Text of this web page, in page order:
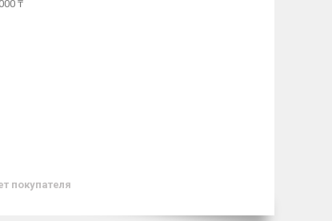
₸
покупателя